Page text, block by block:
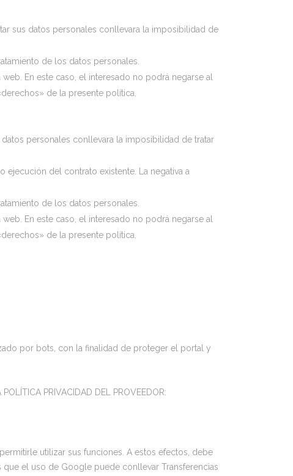
sus datos personales conllevara la imposibilidad de
de los datos personales.
En este caso, el interesado no podrá negarse al
de la presente política.
personales conllevara la imposibilidad de tratar
ejecución del contrato existente. La negativa a
de los datos personales.
En este caso, el interesado no podrá negarse al
de la presente política.
por bots, con la finalidad de proteger el portal y
PRIVACIDAD DEL PROVEEDOR:
utilizar sus funciones. A estos efectos, debe
el uso de Google puede conllevar Transferencias